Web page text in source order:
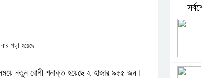
পড়া হয়েছে
নতুন রোগী শনাক্ত হয়েছে ২ হাজার ৯৫৫ জন।